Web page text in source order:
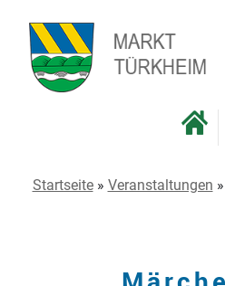
Startseite» Veranstaltungen »